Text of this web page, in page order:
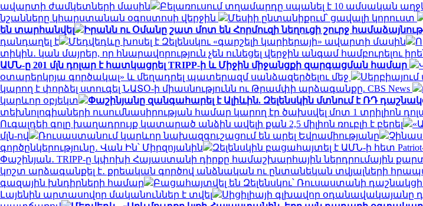
ավարտի ժամկետների մասին
Բելառուսում տղամարդը սպանել է 10 ամսական
նշանները կհարստանան օգոստոսի վերջին
Մեսիի ընտանիքում՝ ցավալի կորուստ
են տարհանվել
Իրանն ու Օմանը շատ մոտ են Հորմուզի նեղուցի շուրջ
դանդաղել է
Մեդվեդևը խոսել է Զելենսկու «գարշելի կարիերայի» ավարտի մասին
տիկին․ կան մայրեր, որ հնարավորություն չեն ունեցել վերջին անգամ
ԱՄՆ-ը 201 մլն դոլար է հատկացրել TRIPP-ի և Միջին միջանցքի զարգացման համար
օտարերկրյա գործակալ» և մեղադրել պատերազմ սանձազերծելու մեջ
կարող է փորձել ստուգել ՆԱՏՕ-ի միասնությունն ու Թրամփի արձագանքը. CBS News
կարևոր օբյեկտ
Փաշինյանը զանգահարել է Ալիևին. Զելենսկին մտնում է ՌԴ
տեխնոլոգիաների ուսումնասիրության համար կարող էր ծախսվել մոտ 1 տրիլիոն
Ուգալդեի գոլը խաղադրույք կատարած անձին ավելի քան 2,5 միլիոն ռուբլի է բերել
մլն-ով
Ռուսաստանում կարևոր նախազգուշացում են արել Եվրամիությանը
գործընկերությունը․ Վան Ին՝ Միրզոյանին
Զելենսկին բացահայտել է ԱՄՆ-ի հետ
Փաշինյան․ TRIPP-ը կփոխի Հայաստանի դիրքը համաշխարհային ներդրումային
կոշտ արձագանքել է․ քրեական գործով անձնական ու ընտանեկան տվյալների
գազային խնդիրների համար
Բացահայտվել են Զելենսկու՝ Ռուսաստանի
Լայենին արտասովոր մականուններ է տվել
Սիցիլիայի գլխավոր օդանավակայանը